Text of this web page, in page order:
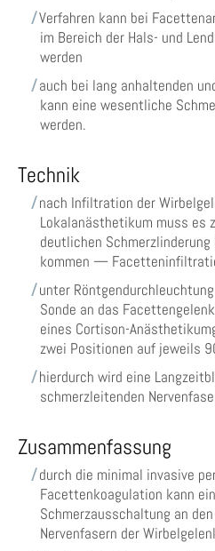
Verfahren kann bei
im Bereich der Hals- und
werden
auch bei lang anhaltenden
kann eine wesentliche
werden.
Technik
nach Infiltration der
Lokalanästhetikum muss es
deutlichen
kommen —
unter
Sonde an das
eines Cortison-
zwei Positionen auf jeweils
hierdurch wird eine
schmerzleitenden
Zusammenfassung
durch die minimal invasive
Facettenkoagulation kann
Schmerzausschaltung an
Nervenfasern der